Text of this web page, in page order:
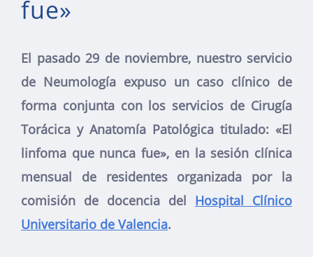
fue»
El pasado 29 de noviembre, nuestro servicio
de Neumología expuso un caso clínico de
forma conjunta con los servicios de Cirugía
Torácica y Anatomía Patológica titulado: «El
linfoma que nunca fue», en la sesión clínica
mensual de residentes organizada por la
comisión de docencia del Hospital Clínico
Universitario de Valencia.